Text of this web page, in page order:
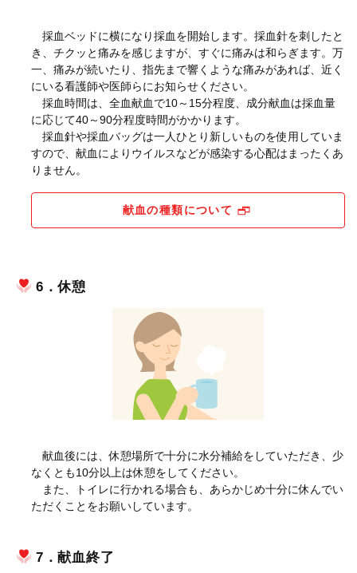
採血ベッドに横になり採血を開始します。採血針を刺したと
き、チクッと痛みを感じますが、すぐに痛みは和らぎます。万
一、痛みが続いたり、指先まで響くような痛みがあれば、近く
にいる看護師や医師らにお知らせください。
採血時間は、全血献血で10～15分程度、成分献血は採血量
に応じて40～90分程度時間がかかります。
採血針や採血バッグは一人ひとり新しいものを使用していま
すので、献血によりウイルスなどが感染する心配はまったくあ
りません。
献血の種類について
6．休憩
献血後には、休憩場所で十分に水分補給をしていただき、少
なくとも10分以上は休憩をしてください。
また、トイレに行かれる場合も、あらかじめ十分に休んでい
ただくことをお願いしています。
7．献血終了